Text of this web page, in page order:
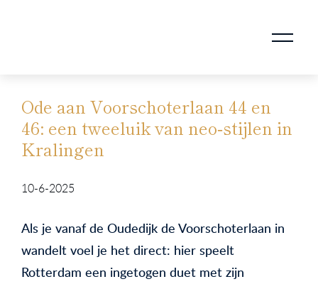
Ode aan Voorschoterlaan 44 en
46: een tweeluik van neo‑stijlen in
Kralingen
10-6-2025
Als je vanaf de Oudedijk de Voorschoterlaan in
wandelt voel je het direct: hier speelt
Rotterdam een ingetogen duet met zijn